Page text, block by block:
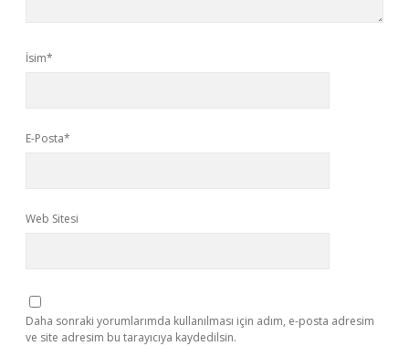
İsim*
E-Posta*
Web Sitesi
Daha sonraki yorumlarımda kullanılması için adım, e-posta adresim
ve site adresim bu tarayıcıya kaydedilsin.